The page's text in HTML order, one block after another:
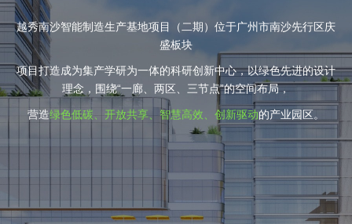
越秀南沙智能制造生产基地项目（二期）位于广州市南沙先行区庆
盛板块
项目打造成为集产学研为一体的科研创新中心，以绿色先进的设计
理念，围绕“一廊、两区、三节点”的空间布局，
营造绿色低碳、开放共享、智慧高效、创新驱动的产业园区。